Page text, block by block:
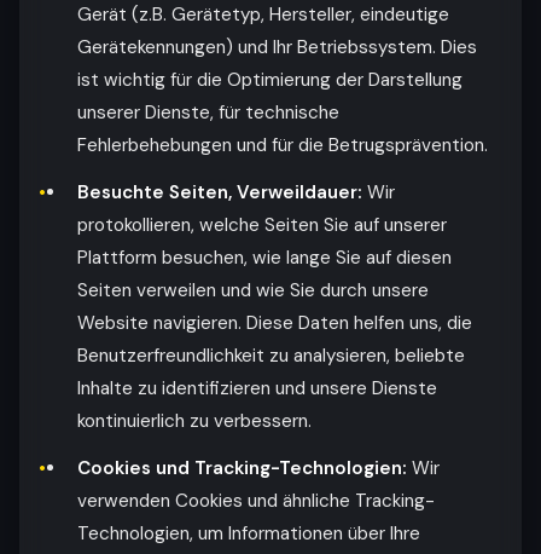
Gerät (z.B. Gerätetyp, Hersteller, eindeutige
Gerätekennungen) und Ihr Betriebssystem. Dies
ist wichtig für die Optimierung der Darstellung
unserer Dienste, für technische
Fehlerbehebungen und für die Betrugsprävention.
Besuchte Seiten, Verweildauer: Wir
protokollieren, welche Seiten Sie auf unserer
Plattform besuchen, wie lange Sie auf diesen
Seiten verweilen und wie Sie durch unsere
Website navigieren. Diese Daten helfen uns, die
Benutzerfreundlichkeit zu analysieren, beliebte
Inhalte zu identifizieren und unsere Dienste
kontinuierlich zu verbessern.
Cookies und Tracking-Technologien: Wir
verwenden Cookies und ähnliche Tracking-
Technologien, um Informationen über Ihre